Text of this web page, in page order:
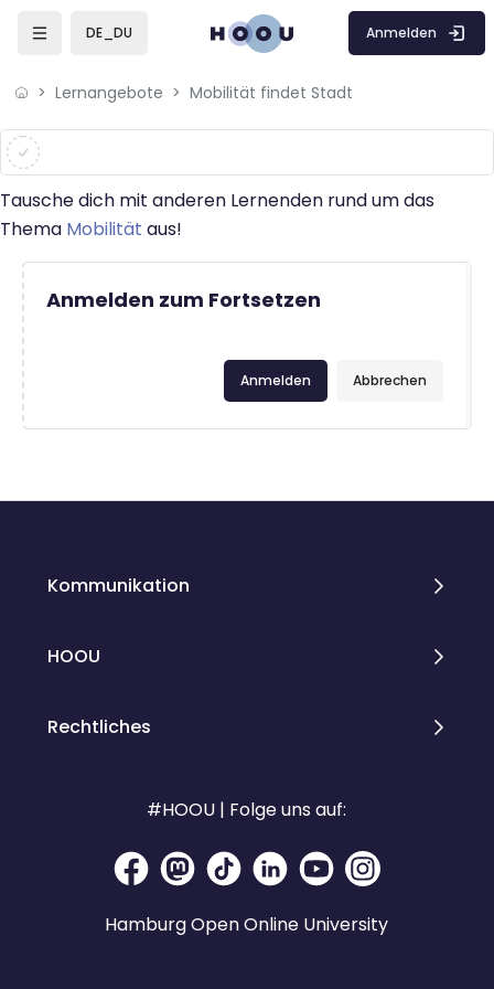
DE_DU Anmelden
Lernangebote Mobilität findet Stadt
Abschlussbedingungen
Tausche dich mit anderen Lernenden rund um das
Thema Mobilität aus!
Anmelden zum Fortsetzen
Abbrechen
Anmelden
Kommunikation
HOOU
Rechtliches
#HOOU | Folge uns auf:
Hamburg Open Online University